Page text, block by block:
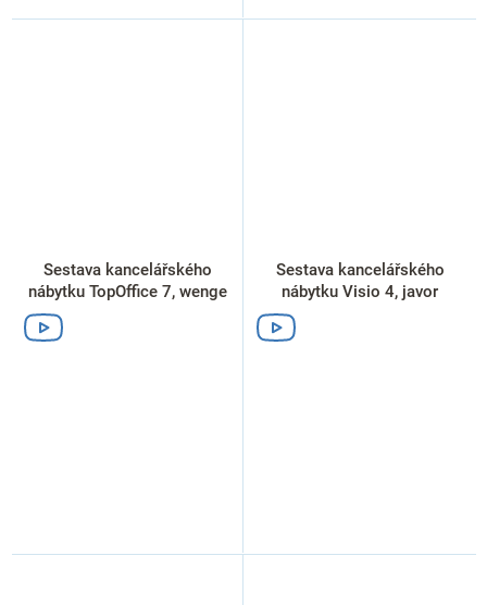
Sestava kancelářského
nábytku TopOffice 7, wenge
Sestava kancelářského
nábytku Visio 4, javor